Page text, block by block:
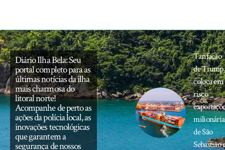
Diário Ilha Bela: Seu
portal completo para as
últimas notícias da ilha
mais charmosa do
litoral norte!
Acompanhe de perto as
ações da polícia local, as
inovações tecnológicas
que garantem a
segurança de nossos
Tarifação
de Trump
coloca em
risco
de São
Sebastião